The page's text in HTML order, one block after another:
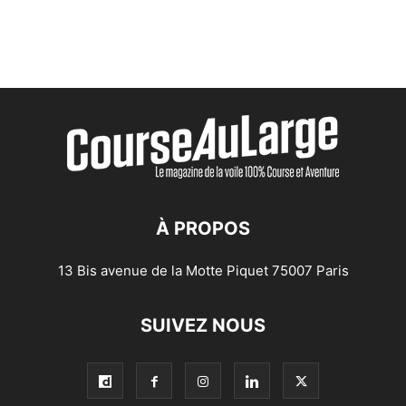
À PROPOS
13 Bis avenue de la Motte Piquet 75007 Paris
SUIVEZ NOUS